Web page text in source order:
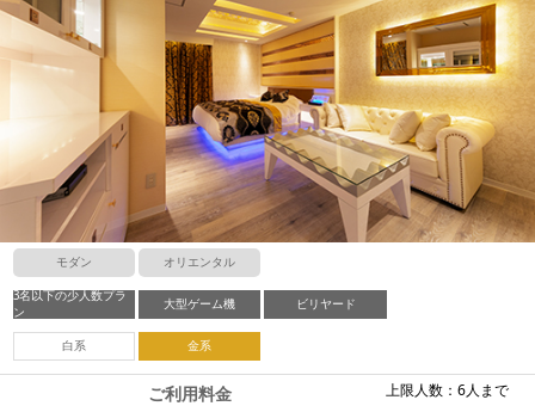
モダン オリエンタル
3名以下の少人数プラ
ン
大型ゲーム機 ビリヤード
白系 金系
上限人数：6人まで
ご利用料金